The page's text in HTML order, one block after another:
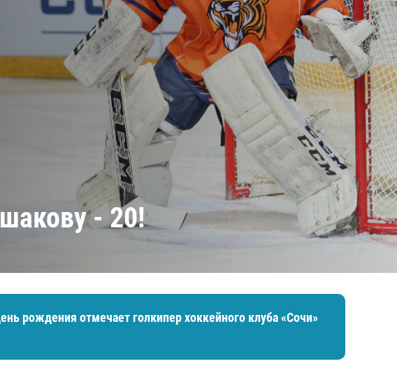
Амур
Барыс
Салават Юлаев
Сибирь
- 20!
рождения отмечает голкипер хоккейного клуба «Сочи»​